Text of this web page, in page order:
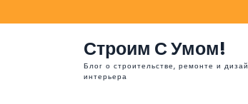
к
Строим С Умом!
Блог о строительстве, ремонте и
интерьера